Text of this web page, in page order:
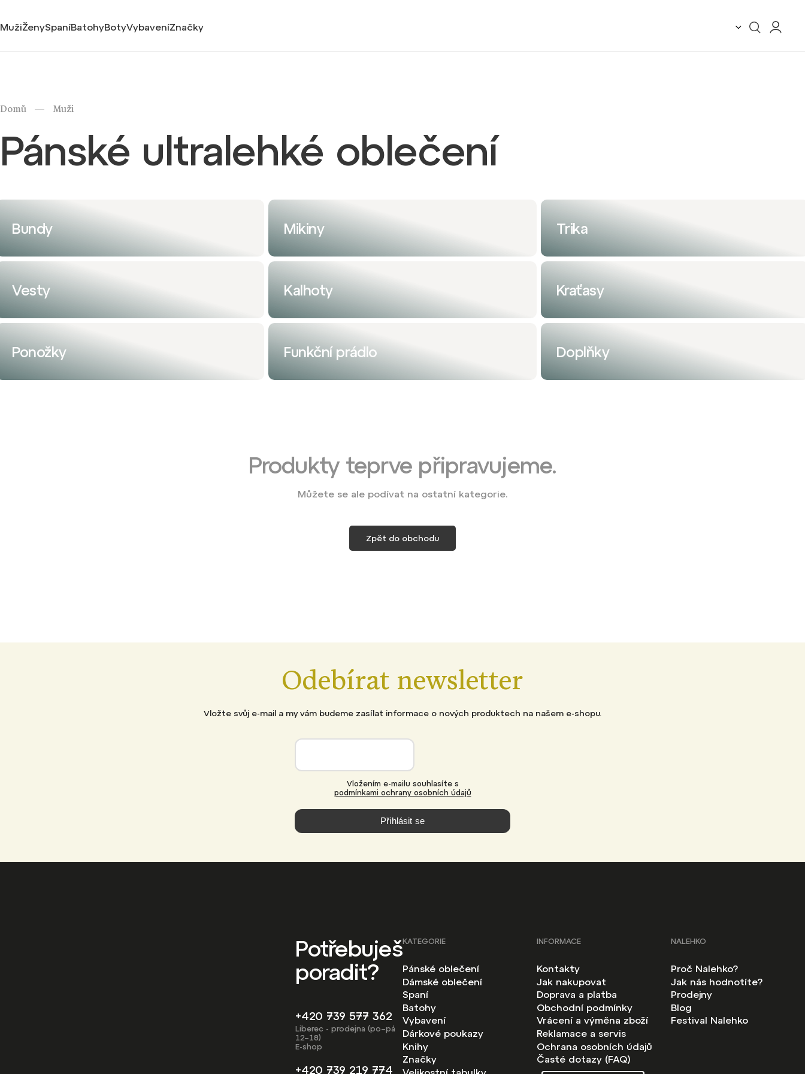
MužiŽenySpaníBatohyBotyVybaveníZnačky
Domů / Muži
Pánské ultralehké oblečení
Bundy Mikiny Trika
Vesty Kalhoty Kraťasy
Ponožky Funkční prádlo Doplňky
Produkty teprve připravujeme.
Můžete se ale podívat na ostatní kategorie.
Zpět do obchodu
Odebírat newsletter
Vložte svůj e-mail a my vám budeme zasílat informace o nových produktech na našem e-shopu.
podmínkami ochrany osobních údajů
Přihlásit se
Potřebuješ
poradit?
+420 739 577 362
Liberec - prodejna (po–pá
12–18)
E-shop
+420 739 219 774
KATEGORIE
Pánské oblečení
Dámské oblečení
Spaní
Batohy
Vybavení
Dárkové poukazy
Knihy
Značky
INFORMACE
Kontakty
Jak nakupovat
Doprava a platba
Obchodní podmínky
Vrácení a výměna zboží
Reklamace a servis
Ochrana osobních údajů
Časté dotazy (FAQ)
NALEHKO
Proč Nalehko?
Jak nás hodnotíte?
Prodejny
Blog
Festival Nalehko